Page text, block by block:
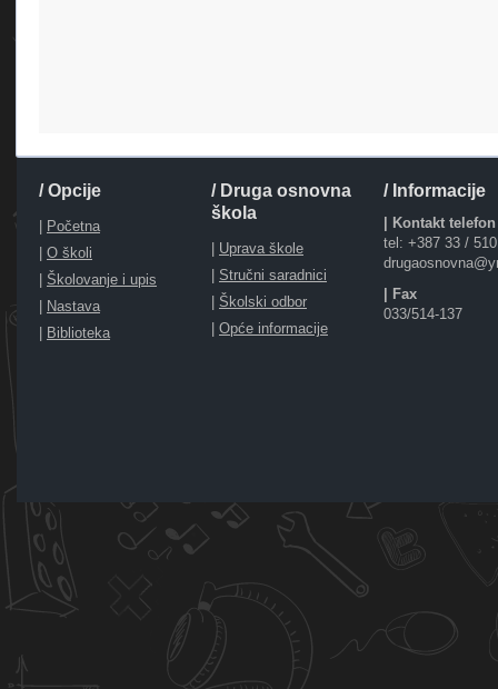
/ Opcije
| Početna
| O školi
| Školovanje i upis
| Nastava
| Biblioteka
/ Druga osnovna
škola
| Uprava škole
| Stručni saradnici
| Školski odbor
| Opće informacije
/ Informacije
| Kontakt telefon
tel: +387 33 /
| Fax
033/514-137